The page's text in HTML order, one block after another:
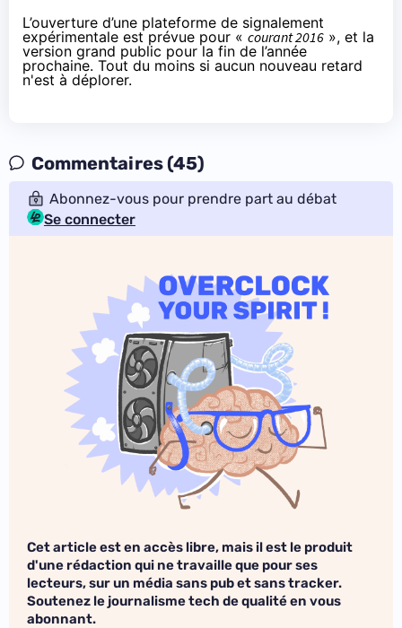
L’ouverture d’une plateforme de signalement
expérimentale est prévue pour « courant 2016 », et la
version grand public pour la fin de l’année
prochaine. Tout du moins si aucun nouveau retard
n'est à déplorer.
Commentaires (45)
Abonnez-vous pour prendre part au débat
Se connecter
Cet article est en accès libre, mais il est le produit
d'une rédaction qui ne travaille que pour ses
lecteurs, sur un média sans pub et sans tracker.
Soutenez le journalisme tech de qualité en vous
abonnant.